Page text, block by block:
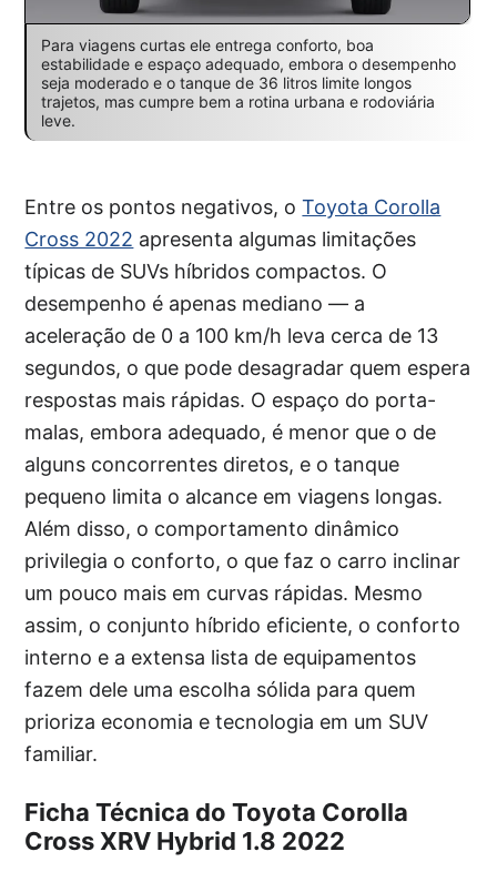
Para viagens curtas ele entrega conforto, boa
estabilidade e espaço adequado, embora o desempenho
seja moderado e o tanque de 36 litros limite longos
trajetos, mas cumpre bem a rotina urbana e rodoviária
leve.
Entre os pontos negativos, oToyota Corolla
Cross 2022 apresenta algumas limitações
típicas de SUVs híbridos compactos. O
desempenho é apenas mediano — a
aceleração de 0 a 100 km/h leva cerca de 13
segundos, o que pode desagradar quem espera
respostas mais rápidas. O espaço do porta-
malas, embora adequado, é menor que o de
alguns concorrentes diretos, e o tanque
pequeno limita o alcance em viagens longas.
Além disso, o comportamento dinâmico
privilegia o conforto, o que faz o carro inclinar
um pouco mais em curvas rápidas. Mesmo
assim, o conjunto híbrido eficiente, o conforto
interno e a extensa lista de equipamentos
fazem dele uma escolha sólida para quem
prioriza economia e tecnologia em um SUV
familiar.
Ficha Técnica do Toyota Corolla
Cross XRV Hybrid 1.8 2022